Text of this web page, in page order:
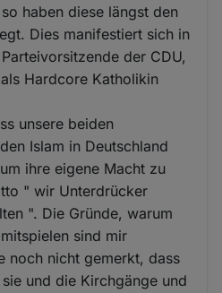
haben diese längst den
Dies manifestiert sich in
der CDU,
Hardcore Katholikin
unsere beiden
Islam in Deutschland
ihre eigene Macht zu
" wir Unterdrücker
". Die Gründe, warum
sind mir
noch nicht gemerkt, dass
und die Kirchgänge und